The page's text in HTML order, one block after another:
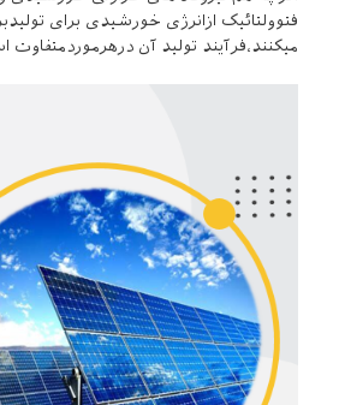
فتوولتائیک ازانرژی خورشیدی برای
میکنند،فرآیند تولید آن درهرموردمتفاوت